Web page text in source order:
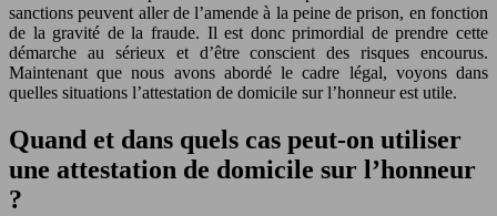
sanctions peuvent aller de l’amende à la peine de prison, en fonction
de la gravité de la fraude. Il est donc primordial de prendre cette
démarche au sérieux et d’être conscient des risques encourus.
Maintenant que nous avons abordé le cadre légal, voyons dans
quelles situations l’attestation de domicile sur l’honneur est utile.
Quand et dans quels cas peut-on utiliser
une attestation de domicile sur l’honneur
?